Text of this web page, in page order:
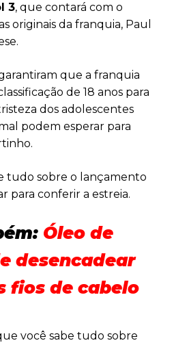
3, que contará com o
originais da franquia, Paul
que a franquia
de 18 anos para
dos adolescentes
podem esperar para
tudo sobre o lançamento
para conferir a estreia.
Óleo de
desencadear
fios de cabelo
você sabe tudo sobre